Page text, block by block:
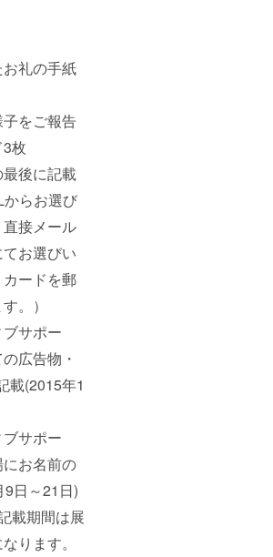
お礼の手紙
子をご報告
3枚
最後に記載
らお選び
接メール
お選びい
ードを郵
。）
ブサポー
広告物・
載(2015年1
ブサポー
お名前の
日～21日)
載期間は展
ります。